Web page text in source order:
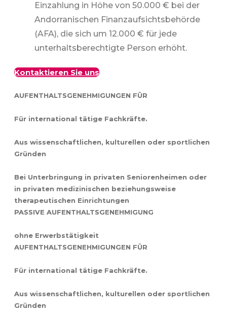
Einzahlung in Höhe von 50.000 € bei der
Andorranischen Finanzaufsichtsbehörde
(AFA), die sich um 12.000 € für jede
unterhaltsberechtigte Person erhöht.
Kontaktieren Sie uns
AUFENTHALTSGENEHMIGUNGEN FÜR
Für international tätige Fachkräfte.
Aus wissenschaftlichen, kulturellen oder sportlichen
Gründen
Bei Unterbringung in privaten Seniorenheimen oder
in privaten medizinischen beziehungsweise
therapeutischen Einrichtungen
PASSIVE AUFENTHALTSGENEHMIGUNG
ohne Erwerbstätigkeit
AUFENTHALTSGENEHMIGUNGEN FÜR
Für international tätige Fachkräfte.
Aus wissenschaftlichen, kulturellen oder sportlichen
Gründen